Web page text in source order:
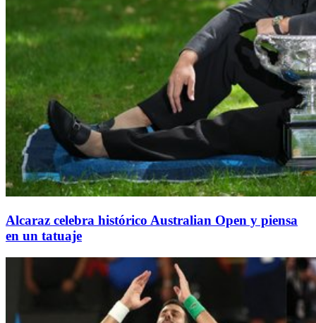
Alcaraz celebra histórico Australian Open y piensa
en un tatuaje